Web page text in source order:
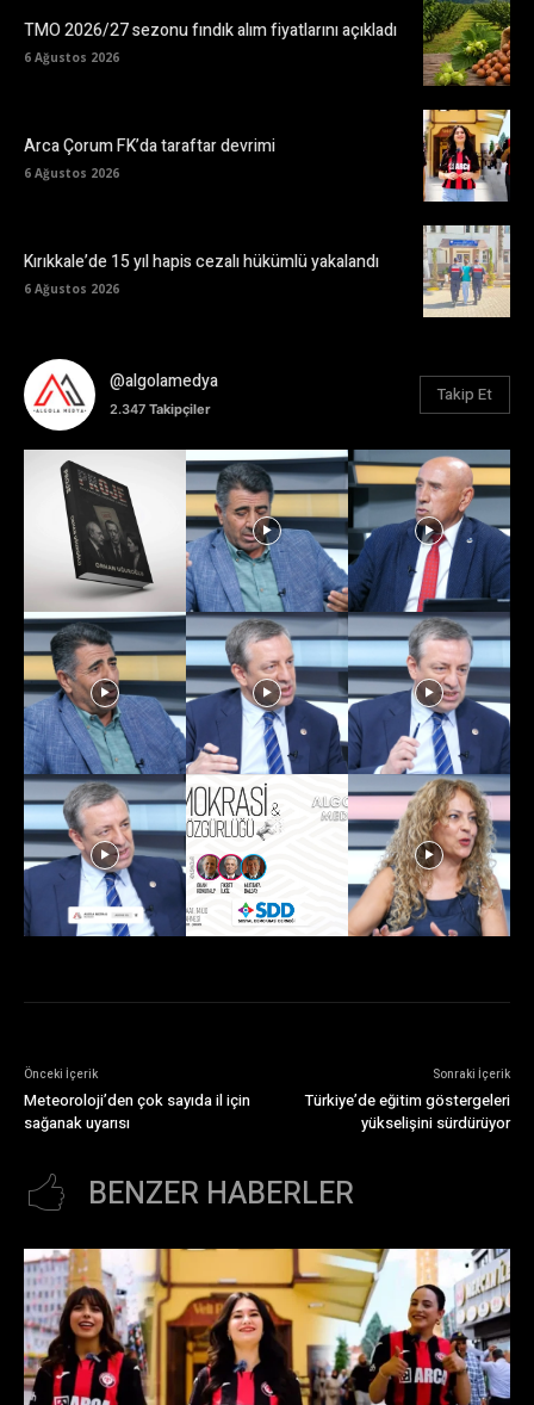
TMO 2026/27 sezonu fındık alım fiyatlarını açıkladı
6 Ağustos 2026
Arca Çorum FK’da taraftar devrimi
6 Ağustos 2026
Kırıkkale’de 15 yıl hapis cezalı hükümlü yakalandı
6 Ağustos 2026
@algolamedya
2.347 Takipçiler
Takip Et
Önceki İçerik
Meteoroloji’den çok sayıda il için
sağanak uyarısı
Sonraki İçerik
Türkiye’de eğitim göstergeleri
yükselişini sürdürüyor
BENZER HABERLER